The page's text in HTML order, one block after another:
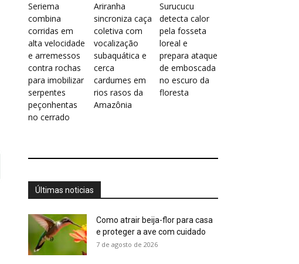
Seriema
combina
corridas em
alta velocidade
e arremessos
contra rochas
para imobilizar
serpentes
peçonhentas
no cerrado
Ariranha
sincroniza caça
coletiva com
vocalização
subaquática e
cerca
cardumes em
rios rasos da
Amazônia
Surucucu
detecta calor
pela fosseta
loreal e
prepara ataque
de emboscada
no escuro da
floresta
Últimas noticias
Como atrair beija-flor para casa
e proteger a ave com cuidado
7 de agosto de 2026